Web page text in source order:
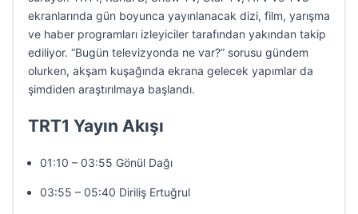
ekranlarında gün boyunca yayınlanacak dizi, film, yarışma
ve haber programları izleyiciler tarafından yakından takip
ediliyor. “Bugün televizyonda ne var?” sorusu gündem
olurken, akşam kuşağında ekrana gelecek yapımlar da
şimdiden araştırılmaya başlandı.
TRT1 Yayın Akışı
01:10 – 03:55 Gönül Dağı
03:55 – 05:40 Diriliş Ertuğrul